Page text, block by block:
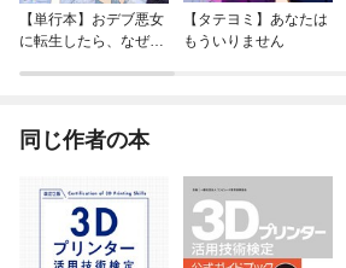
【単行本】おデブ悪女
に転生したら、なぜか
【タテヨミ】あなたは
もういりません
同じ作者の本